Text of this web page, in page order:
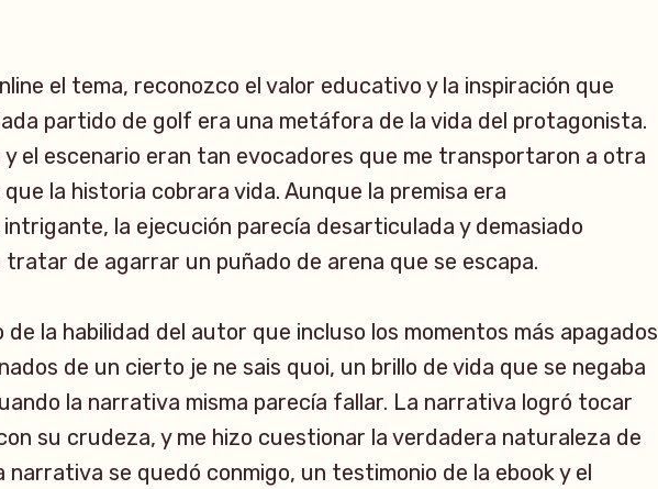
el tema, reconozco el valor educativo y la inspiración que
partido de golf era una metáfora de la vida del protagonista.
y el escenario eran tan evocadores que me transportaron a otra
la historia cobrara vida. Aunque la premisa era
la ejecución parecía desarticulada y demasiado
tratar de agarrar un puñado de arena que se escapa.
de la habilidad del autor que incluso los momentos más apagados
de un cierto je ne sais quoi, un brillo de vida que se negaba
la narrativa misma parecía fallar. La narrativa logró tocar
su crudeza, y me hizo cuestionar la verdadera naturaleza de
narrativa se quedó conmigo, un testimonio de la ebook y el